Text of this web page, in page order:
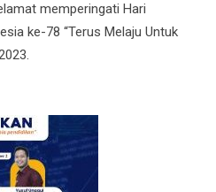
memperingati Hari
ke-78 “Terus Melaju Untuk